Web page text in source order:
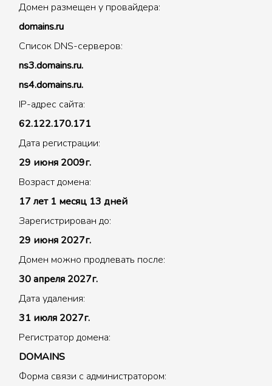
Домен размещен у провайдера:
domains.ru
Список DNS-серверов:
ns3.domains.ru.
ns4.domains.ru.
IP-адрес сайта:
62.122.170.171
Дата регистрации:
29 июня 2009г.
Возраст домена:
17 лет 1 месяц 13 дней
Зарегистрирован до:
29 июня 2027г.
Домен можно продлевать после:
30 апреля 2027г.
Дата удаления:
31 июля 2027г.
Регистратор домена:
DOMAINS
Форма связи с администратором: